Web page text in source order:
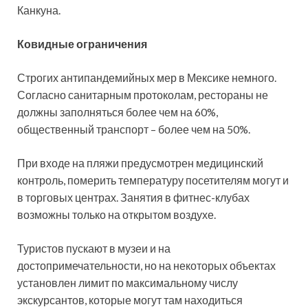
Канкуна.
Ковидные ограничения
Строгих антипандемийных мер в Мексике немного.
Согласно санитарным протоколам, рестораны не
должны заполняться более чем на 60%,
общественный транспорт – более чем на 50%.
При входе на пляжи предусмотрен медицинский
контроль, померить температуру посетителям могут и
в торговых центрах. Занятия в фитнес-клубах
возможны только на открытом воздухе.
Туристов пускают в музеи и на
достопримечательности, но на некоторых объектах
установлен лимит по максимальному числу
экскурсантов, которые могут там находиться